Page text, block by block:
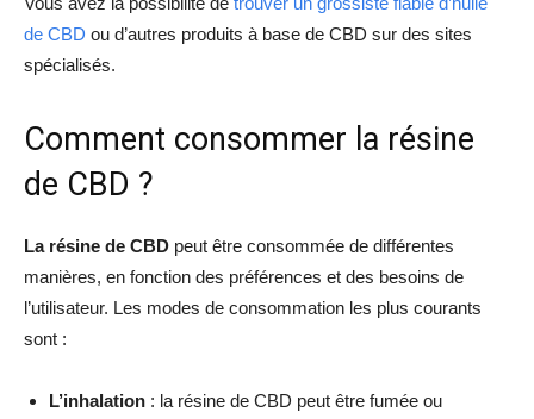
de CBD ou d’autres produits à base de CBD sur des sites
spécialisés.
Comment consommer la résine
de CBD ?
La résine de CBD peut être consommée de différentes
manières, en fonction des préférences et des besoins de
l’utilisateur. Les modes de consommation les plus courants
sont :
L’inhalation : la résine de CBD peut être fumée ou